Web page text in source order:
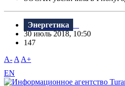
Энергетика
30 июль 2018, 10:50
147
A- A A+
EN